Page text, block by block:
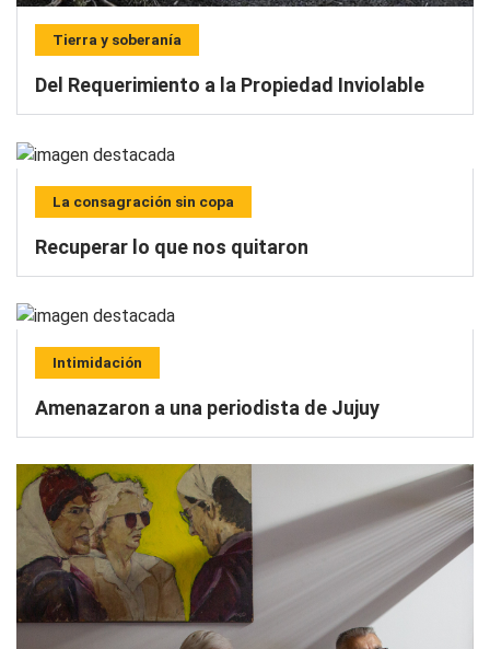
Tierra y soberanía
Del Requerimiento a la Propiedad Inviolable
La consagración sin copa
Recuperar lo que nos quitaron
Intimidación
Amenazaron a una periodista de Jujuy